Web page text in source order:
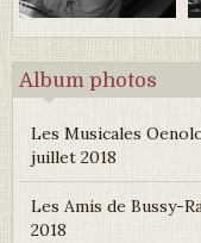
Album photos
Les Musicales
juillet 2018
Les Amis de Bussy-
2018